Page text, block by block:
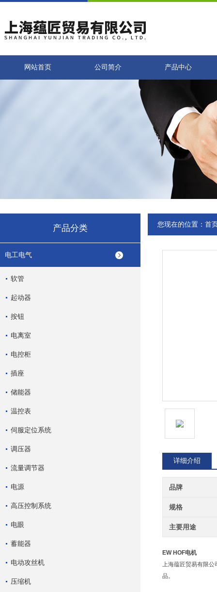
网站首页 公司简介 产品中心
产品分类
电工电气
软管
起动器
按钮
电离室
电控柜
插座
储能器
温控表
伺服定位系统
调压器
流量调节器
电源
高压控制系统
电眼
蓄能器
电动攻丝机
压缩机
您现在的位置： 首
详细介绍
品牌
规格
主要用途
EW HOF电机
上海蕴匠贸易有限公
品。